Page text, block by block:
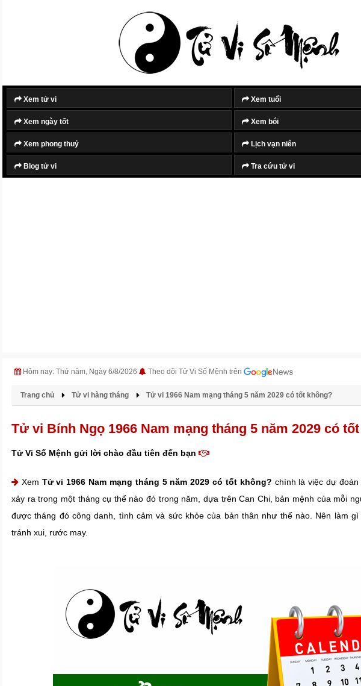
Xem tử vi Xem tuổi
Xem ngày tốt Xem bói
Xem phong thuỷ Lịch vạn niên
Blog tử vi Tra cứu tử vi
Hôm nay: Thứ năm, Ngày 6/8/2026 Theo dõi Tử Vi Số Mệnh trên
Trang chủ Tử vi hàng tháng Tử vi 1966 Nam mạng tháng 5 năm 2029 có tốt không?
Tử vi Bính Ngọ 1966 Nam mạng tháng 5 năm 2029 có
Tử Vi Số Mệnh gửi lời chào đầu tiên đến bạn
Xem Tử vi 1966 Nam mạng tháng 5 năm 2029 có tốt không? chính là việc dự
xảy ra trong một tháng cụ thể nào đó trong năm, dựa trên Can Chi, bản mệnh của mỗi
được tháng đó công danh, tình cảm và sức khỏe của bản thân như thế nào. Nên làm
tránh xui, rước may.